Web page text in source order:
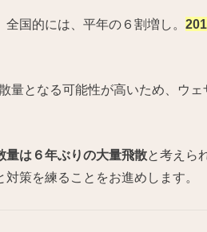
国的には、平年の６割増し。
量となる可能性が高いため、ウ
量は６年ぶりの大量飛散と考えら
策を練ることをお進めします。